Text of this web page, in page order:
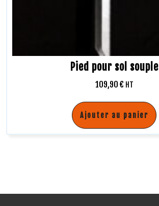
Pied pour sol souple
109,90 € HT
Ajouter au panier